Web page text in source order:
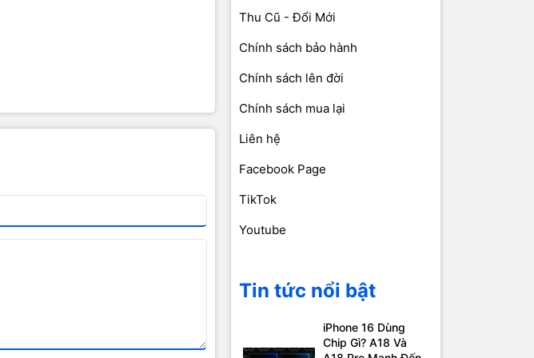
Thu Cũ - Đổi Mới
Chính sách bảo hành
Chính sách lên đời
Chính sách mua lại
Liên hệ
Facebook Page
TikTok
Youtube
Tin tức nổi bật
iPhone 16 Dùng
Chip Gì? A18 Và